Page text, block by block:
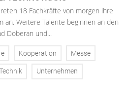
18 Fachkräfte von morgen ihre
an. Weitere Talente beginnen an den
Doberan und...
Kooperation Messe
Unternehmen